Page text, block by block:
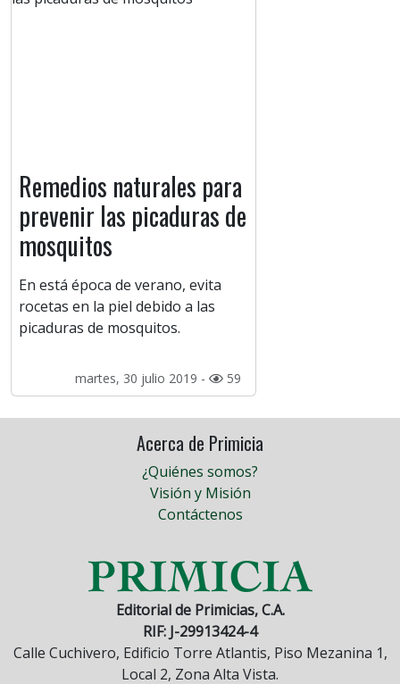
Remedios naturales para
prevenir las picaduras de
mosquitos
En está época de verano, evita
rocetas en la piel debido a las
picaduras de mosquitos.
martes, 30 julio 2019 - 59
Acerca de Primicia
¿Quiénes somos?
Visión y Misión
Contáctenos
Editorial de Primicias, C.A.
RIF: J-29913424-4
Calle Cuchivero, Edificio Torre Atlantis, Piso Mezanina 1,
Local 2, Zona Alta Vista.